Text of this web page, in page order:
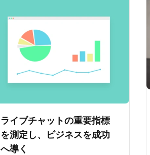
ライブチャットの重要指標
を測定し、ビジネスを成功
へ導く